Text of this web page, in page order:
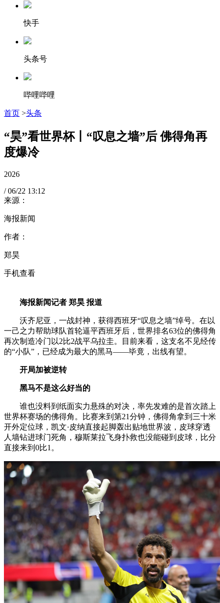
快手
头条号
哔哩哔哩
首页 >头条
“昊”看世界杯丨“叹息之墙”后 佛得角再
度爆冷
2026
/ 06/22 13:12
来源：
海报新闻
作者：
郑昊
手机查看
海报新闻记者 郑昊 报道
沃齐尼亚，一战封神，获得西班牙“叹息之墙”绰号。在以
一己之力帮助球队首轮逼平西班牙后，世界排名63位的佛得角
再次制造冷门以2比2战平乌拉圭。目前来看，这支名不见经传
的“小队”，已经成为最大的黑马——毕竟，出线有望。
开局加被逆转
黑马不是这么好当的
谁也没料到纸面实力悬殊的对决，率先发难的是首次踏上
世界杯赛场的佛得角。比赛来到第21分钟，佛得角拿到三十米
开外定位球，凯文·皮纳直接起脚轰出贴地世界波，皮球穿透
人墙钻进球门死角，穆斯莱拉飞身扑救也没能碰到皮球，比分
直接来到0比1。